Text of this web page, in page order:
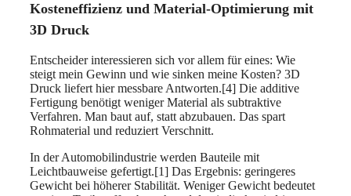
Kosteneffizienz und Material-Optimierung mit
3D Druck
Entscheider interessieren sich vor allem für eines: Wie
steigt mein Gewinn und wie sinken meine Kosten? 3D
Druck liefert hier messbare Antworten.[4] Die additive
Fertigung benötigt weniger Material als subtraktive
Verfahren. Man baut auf, statt abzubauen. Das spart
Rohmaterial und reduziert Verschnitt.
In der Automobilindustrie werden Bauteile mit
Leichtbauweise gefertigt.[1] Das Ergebnis: geringeres
Gewicht bei höherer Stabilität. Weniger Gewicht bedeutet